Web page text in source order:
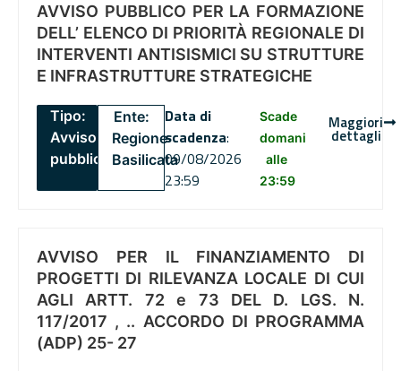
AVVISO PUBBLICO PER LA FORMAZIONE
DELL’ ELENCO DI PRIORITÀ REGIONALE DI
INTERVENTI ANTISISMICI SU STRUTTURE
E INFRASTRUTTURE STRATEGICHE
Tipo:
Avviso
pubblico
Ente:
Regione
Basilicata
Data di
scadenza:
09/08/2026
23:59
Scade
domani
alle
23:59
Maggiori
dettagli
AVVISO PER IL FINANZIAMENTO DI
PROGETTI DI RILEVANZA LOCALE DI CUI
AGLI ARTT. 72 e 73 DEL D. LGS. N.
117/2017 , .. ACCORDO DI PROGRAMMA
(ADP) 25- 27